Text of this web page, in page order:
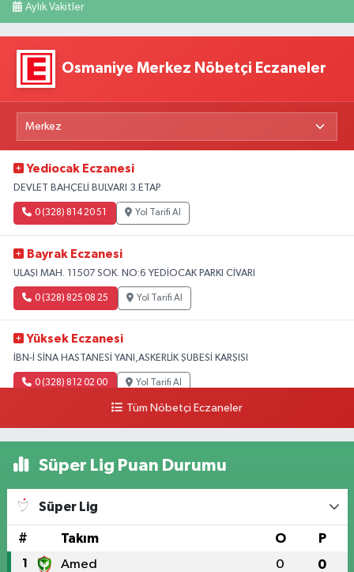
Aylık Vakitler
Osmaniye Merkez Nöbetçi Eczaneler
Yediocak Eczanesi
DEVLET BAHÇELİ BULVARI 3.ETAP
0 (328) 814 20 51 Yol Tarifi Al
Bayrak Eczanesi
ULAŞI MAH. 11507 SOK. NO:6 YEDİOCAK PARKI CİVARI
0 (328) 825 08 25 Yol Tarifi Al
Yüksek Eczanesi
İBN-İ SİNA HASTANESİ YANI,ASKERLİK ŞUBESİ KARŞISI
0 (328) 812 02 00 Yol Tarifi Al
Tüm Nöbetçi Eczaneler
Süper Lig Puan Durumu
Süper Lig
# Takım O P
1 Amed 0 0